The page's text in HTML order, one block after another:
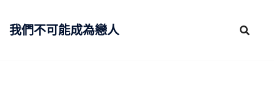
我們不可能成為戀人